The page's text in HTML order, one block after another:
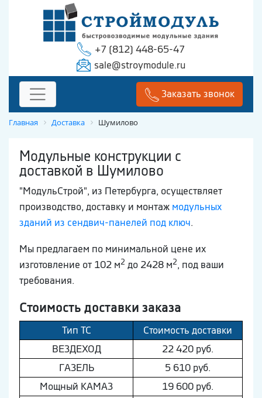
+7 (812) 448-65-47
sale@stroymodule.ru
Заказать звонок
Главная Доставка Шумилово
Модульные конструкции с
доставкой в Шумилово
"МодульСтрой", из Петербурга, осуществляет
производство, доставку и монтаж модульных
зданий из сендвич-панелей под ключ.
Мы предлагаем по минимальной цене их
изготовление от 102 м2 до 2428 м2, под ваши
требования.
Стоимость доставки заказа
Тип ТС
Стоимость доставки
ВEЗДEХОД
22 420 руб.
ГAЗEЛЬ
5 610 руб.
Мощный КAМAЗ
19 600 руб.